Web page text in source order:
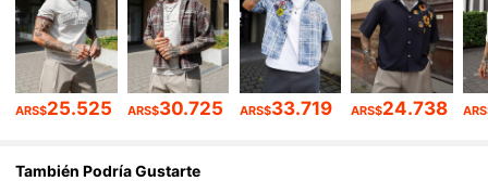
4,73 9.3K Seguidores
ARS$25.525 ARS$30.725 ARS$33.719 ARS$24.738
También Podría Gustarte